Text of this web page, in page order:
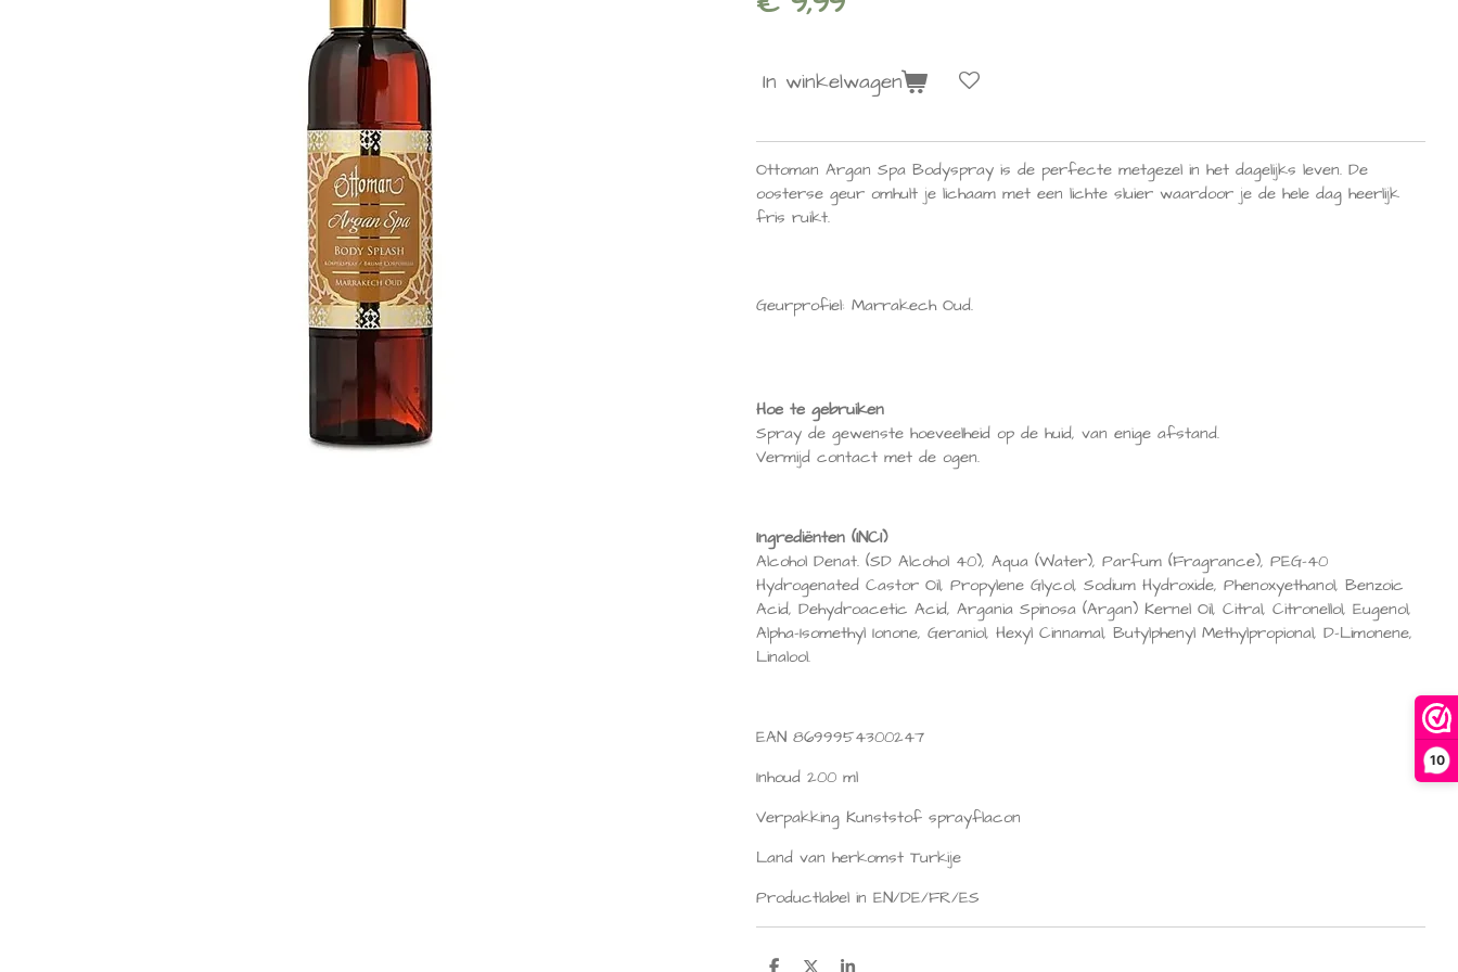
10
In winkelwagen
Ottoman Argan Spa Bodyspray is de perfecte metgezel in het dagelijks leven. De
oosterse geur omhult je lichaam met een lichte sluier waardoor je de hele dag heerlijk
fris ruikt.
Geurprofiel: Marrakech Oud.
Hoe te gebruiken
Spray de gewenste hoeveelheid op de huid, van enige afstand.
Vermijd contact met de ogen.
Ingrediënten (INCI)
Alcohol Denat. (SD Alcohol 40), Aqua (Water), Parfum (Fragrance), PEG-40
Hydrogenated Castor Oil, Propylene Glycol, Sodium Hydroxide, Phenoxyethanol, Benzoic
Acid, Dehydroacetic Acid, Argania Spinosa (Argan) Kernel Oil, Citral, Citronellol, Eugenol,
Alpha-Isomethyl Ionone, Geraniol, Hexyl Cinnamal, Butylphenyl Methylpropional, D-Limonene,
Linalool.
EAN 8699954300247
Inhoud 200 ml
Verpakking Kunststof sprayflacon
Land van herkomst Turkije
Productlabel in EN/DE/FR/ES